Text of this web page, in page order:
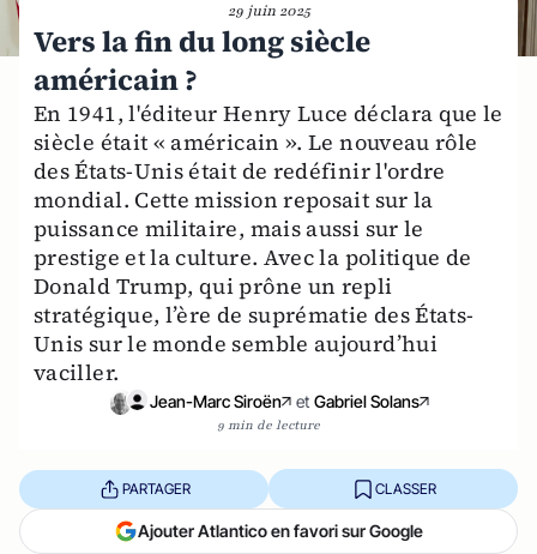
29 juin 2025
Vers la fin du long siècle
américain ?
En 1941, l'éditeur Henry Luce déclara que le
siècle était « américain ». Le nouveau rôle
des États-Unis était de redéfinir l'ordre
mondial. Cette mission reposait sur la
puissance militaire, mais aussi sur le
prestige et la culture. Avec la politique de
Donald Trump, qui prône un repli
stratégique, l’ère de suprématie des États-
Unis sur le monde semble aujourd’hui
vaciller.
Jean-Marc Siroën et Gabriel Solans
9 min de lecture
PARTAGER CLASSER
Ajouter Atlantico en favori sur Google